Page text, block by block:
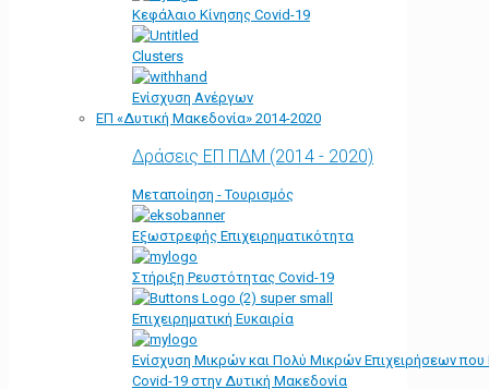
Κεφάλαιο Κίνησης Covid-19
Clusters
Ενίσχυση Ανέργων
ΕΠ «Δυτική Μακεδονία» 2014-2020
Δράσεις ΕΠ ΠΔΜ (2014 - 2020)
Μεταποίηση - Τουρισμός
Εξωστρεφής Επιχειρηματικότητα
Στήριξη Ρευστότητας Covid-19
Επιχειρηματική Ευκαιρία
Ενίσχυση Μικρών και Πολύ Μικρών Επιχειρήσεων
Covid-19 στην Δυτική Μακεδονία